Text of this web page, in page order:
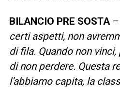
BILANCIO PRE SOSTA–
certi aspetti, non
di fila. Quando non
di non perdere. Questa
l’abbiamo capita, la